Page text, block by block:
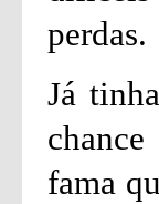
perdas.
Já
fama